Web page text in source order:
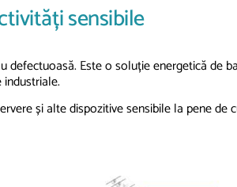
sensibile
Este o soluție energetică de
șialte dispozitive sensibilela pene de